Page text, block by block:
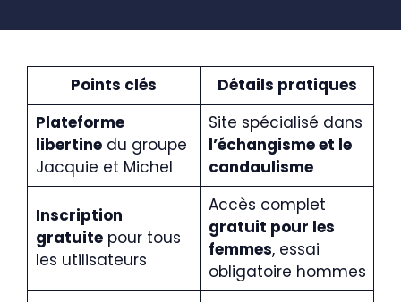
Points clés
Détails pratiques
Plateforme
libertinedu groupe
Jacquie et Michel
Site spécialisé dans
l’échangisme et le
candaulisme
Inscription
gratuitepour tous
les utilisateurs
Accès complet
gratuit pour les
femmes, essai
obligatoire hommes